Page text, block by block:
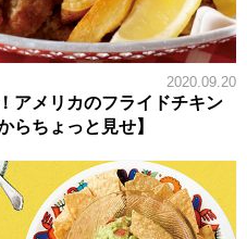
2020.09.20
アメリカのフライドチキン
らちょっと見せ】